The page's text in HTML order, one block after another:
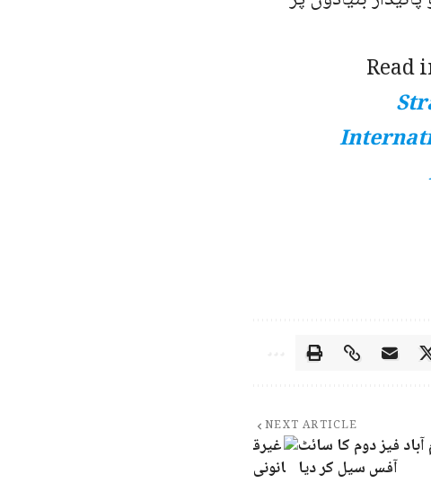
Read
NEXT ARTICLE
فیز دوم کا سائٹ
آفس سیل کر دیا